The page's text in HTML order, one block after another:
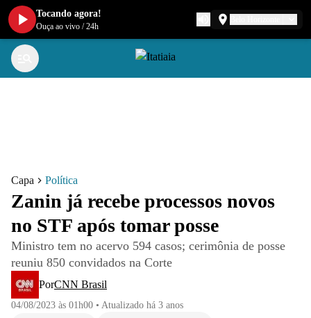
Capa Política
Zanin já recebe processos novos
no STF após tomar posse
Ministro tem no acervo 594 casos; cerimônia de posse
reuniu 850 convidados na Corte
PorCNN Brasil
04/08/2023 às 01h00 • Atualizado há 3 anos
Tocando agora!
Ouça ao vivo /24h